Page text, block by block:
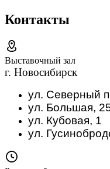
Контакты
Выставочный зал
г. Новосибирск
ул. Северный
ул. Большая,
ул. Кубовая, 1
ул.